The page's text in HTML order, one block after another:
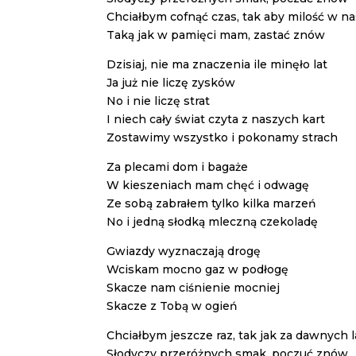
Chciałbym cofnąć czas, tak aby milość w
Taką jak w pamięci mam, zastać znów
Dzisiaj, nie ma znaczenia ile minęło lat
Ja już nie liczę zysków
No i nie liczę strat
I niech cały świat czyta z naszych kart
Zostawimy wszystko i pokonamy strach
Za plecami dom i bagaże
W kieszeniach mam chęć i odwagę
Ze sobą zabrałem tylko kilka marzeń
No i jedną słodką mleczną czekoladę
Gwiazdy wyznaczają drogę
Wciskam mocno gaz w podłogę
Skacze nam ciśnienie mocniej
Skacze z Tobą w ogień
Chciałbym jeszcze raz, tak jak za dawnych